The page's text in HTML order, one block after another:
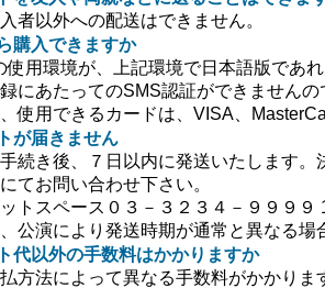
者以外への配送はできません。
購入できますか
使用環境が、上記環境で日本語版であ
にあたってのSMS認証ができません
使用できるカードは、VISA、
が届きません
続き後、７日以内に発送いたします
てお問い合わせ下さい。
トスペース０３－３２３４－９９９９
公演により発送時期が通常と異なる
代以外の手数料はかかりますか
方法によって異なる手数料がかかりま